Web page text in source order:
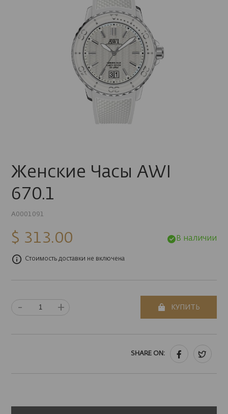
Женские Часы AWI
670.1
A0001091
$ 313.00 В наличии
Стоимость доставки не включена
- + КУПИТЬ
SHARE ON: